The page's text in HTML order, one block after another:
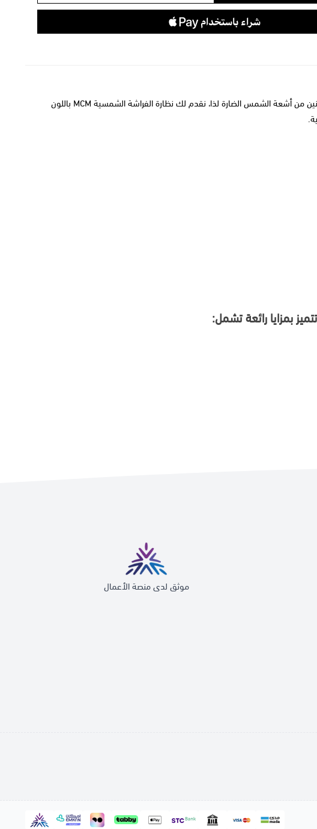
تعد النظارة الشمسية من الإكسسوارات الضرورية التي لا غنى عنها لحماية العينين من أشعة الشمس الضارة لذا، نقدم لك نظارة الفراشة الشمسية MCM باللون
تتميز بمزايا رائعة تشمل:
موثق لدى منصة الأعمال